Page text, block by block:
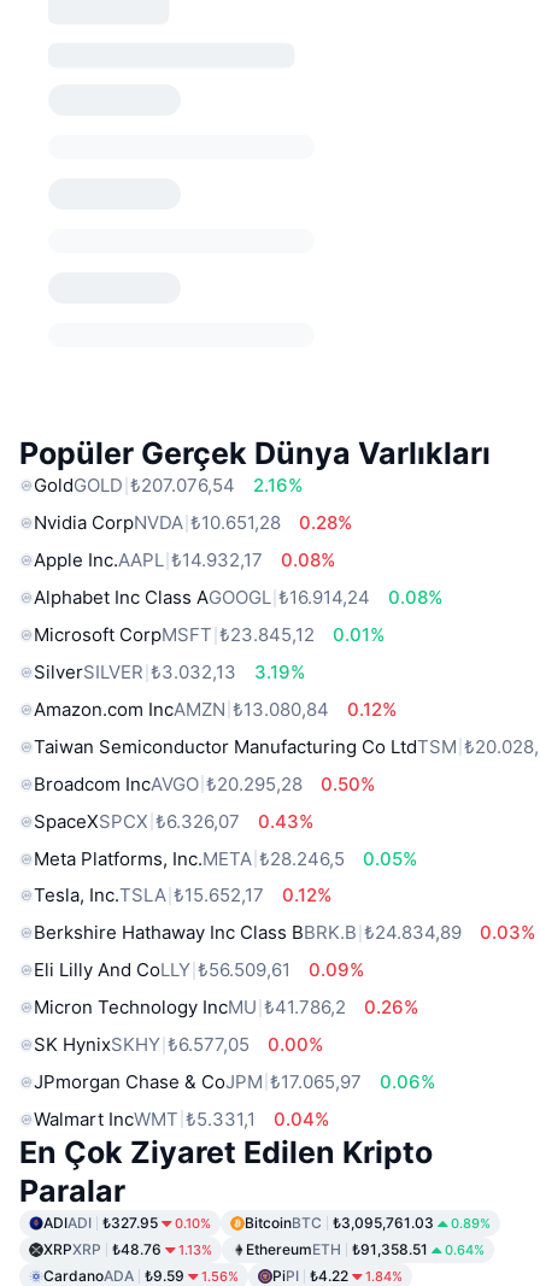
Popüler Gerçek Dünya Varlıkları
GoldGOLD ₺207.076,54
2.16%
Nvidia CorpNVDA ₺10.651,28
0.28%
Apple Inc.AAPL ₺14.932,17
0.08%
Alphabet Inc Class AGOOGL ₺16.914,24
0.08%
Microsoft CorpMSFT ₺23.845,12
0.01%
SilverSILVER ₺3.032,13
3.19%
Amazon.com IncAMZN ₺13.080,84
0.12%
Taiwan Semiconductor Manufacturing Co LtdTSM
Broadcom IncAVGO ₺20.295,28
0.50%
SpaceXSPCX ₺6.326,07
0.43%
Meta Platforms, Inc.META ₺28.246,5
0.05%
Tesla, Inc.TSLA ₺15.652,17
0.12%
Berkshire Hathaway Inc Class BBRK.B ₺24.834,89
0.03%
Eli Lilly And CoLLY ₺56.509,61
0.09%
Micron Technology IncMU ₺41.786,2
0.26%
SK HynixSKHY ₺6.577,05
0.00%
JPmorgan Chase & CoJPM ₺17.065,97
0.06%
Walmart IncWMT ₺5.331,1 0.04%
En Çok Ziyaret Edilen Kripto
Paralar
ADIADI ₺327.95 0.10% BitcoinBTC ₺3,095,761.03 0.89%
XRPXRP ₺48.76 1.13% EthereumETH ₺91,358.51 0.64%
CardanoADA ₺9.59 1.56% PiPI ₺4.22 1.84%